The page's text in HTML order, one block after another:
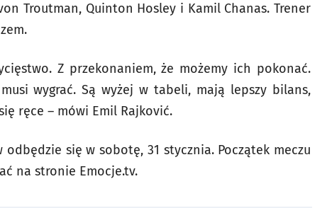
Troutman, Quinton Hosley i Kamil Chanas. Trener
Z przekonaniem, że możemy ich pokonać.
wygrać. Są wyżej w tabeli, mają lepszy bilans,
ręce – mówi Emil Rajković.
się w sobotę, 31 stycznia. Początek meczu
na stronie Emocje.tv.